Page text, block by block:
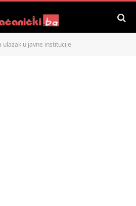
ulazak u javne institucije